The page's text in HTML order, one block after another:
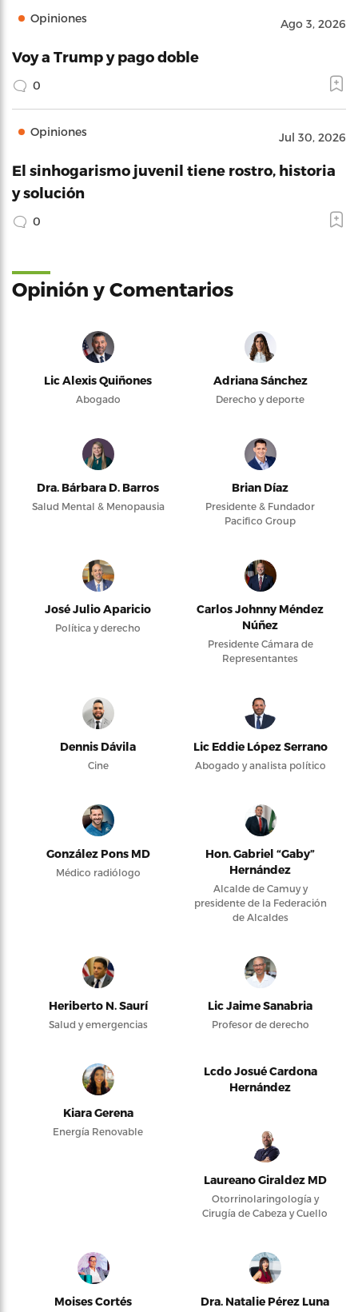
Opiniones Ago 3, 2026
Voy a Trump y pago doble
0
Opiniones Jul 30, 2026
El sinhogarismo juvenil tiene rostro, historia
y solución
0
Opinión y Comentarios
Lic Alexis Quiñones
Abogado
Adriana Sánchez
Derecho y deporte
Dra. Bárbara D. Barros
Salud Mental & Menopausia
Brian Díaz
Presidente & Fundador
Pacifico Group
José Julio Aparicio
Política y derecho
Carlos Johnny Méndez
Núñez
Presidente Cámara de
Representantes
Dennis Dávila
Cine
Lic Eddie López Serrano
Abogado y analista político
González Pons MD
Médico radiólogo
Hon. Gabriel “Gaby”
Hernández
Alcalde de Camuy y
presidente de la Federación
de Alcaldes
Heriberto N. Saurí
Salud y emergencias
Lic Jaime Sanabria
Profesor de derecho
Kiara Gerena
Energía Renovable
Lcdo Josué Cardona
Hernández
Laureano Giraldez MD
Otorrinolaringología y
Cirugía de Cabeza y Cuello
Moises Cortés Dra. Natalie Pérez Luna